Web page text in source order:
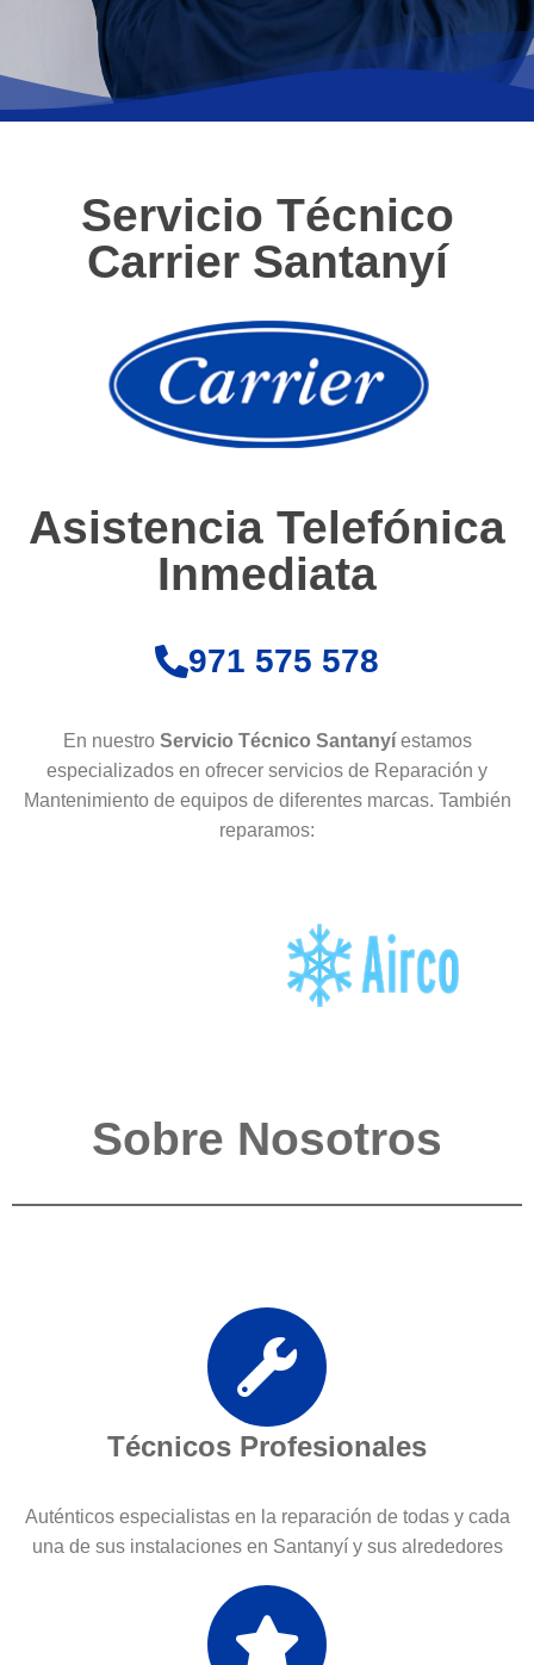
Servicio Técnico
Carrier Santanyí
Asistencia Telefónica
Inmediata
971 575 578
En nuestro Servicio Técnico Santanyí estamos
especializados en ofrecer servicios de Reparación y
Mantenimiento de equipos de diferentes marcas. También
reparamos:
Sobre Nosotros
Técnicos Profesionales
Auténticos especialistas en la reparación de todas y cada
una de sus instalaciones en Santanyí y sus alrededores